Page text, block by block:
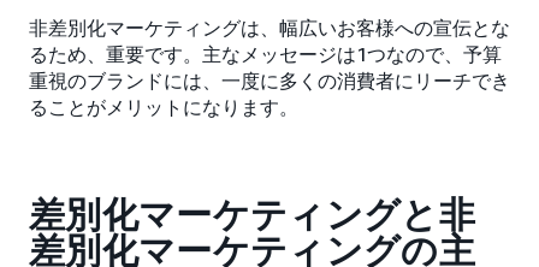
非差別化マーケティングは、幅広いお客様への宣伝とな
るため、重要です。主なメッセージは1つなので、予算
重視のブランドには、一度に多くの消費者にリーチでき
ることがメリットになります。
差別化マーケティングと非
差別化マーケティングの主